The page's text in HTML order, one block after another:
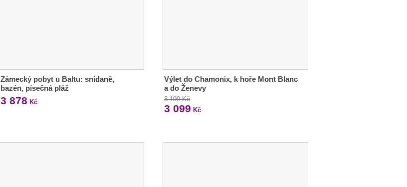
Zámecký pobyt u Baltu: snídaně,
bazén, písečná pláž
3 878 Kč
Výlet do Chamonix, k hoře Mont Blanc
a do Ženevy
3 199 Kč
3 099 Kč